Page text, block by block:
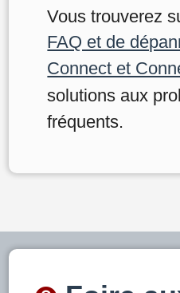
Vous trouverez
FAQ et de
Connect et
solutions aux
fréquents.